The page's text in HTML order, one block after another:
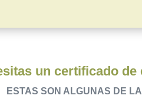
un certificado
ESTAS SON ALGUNAS DE